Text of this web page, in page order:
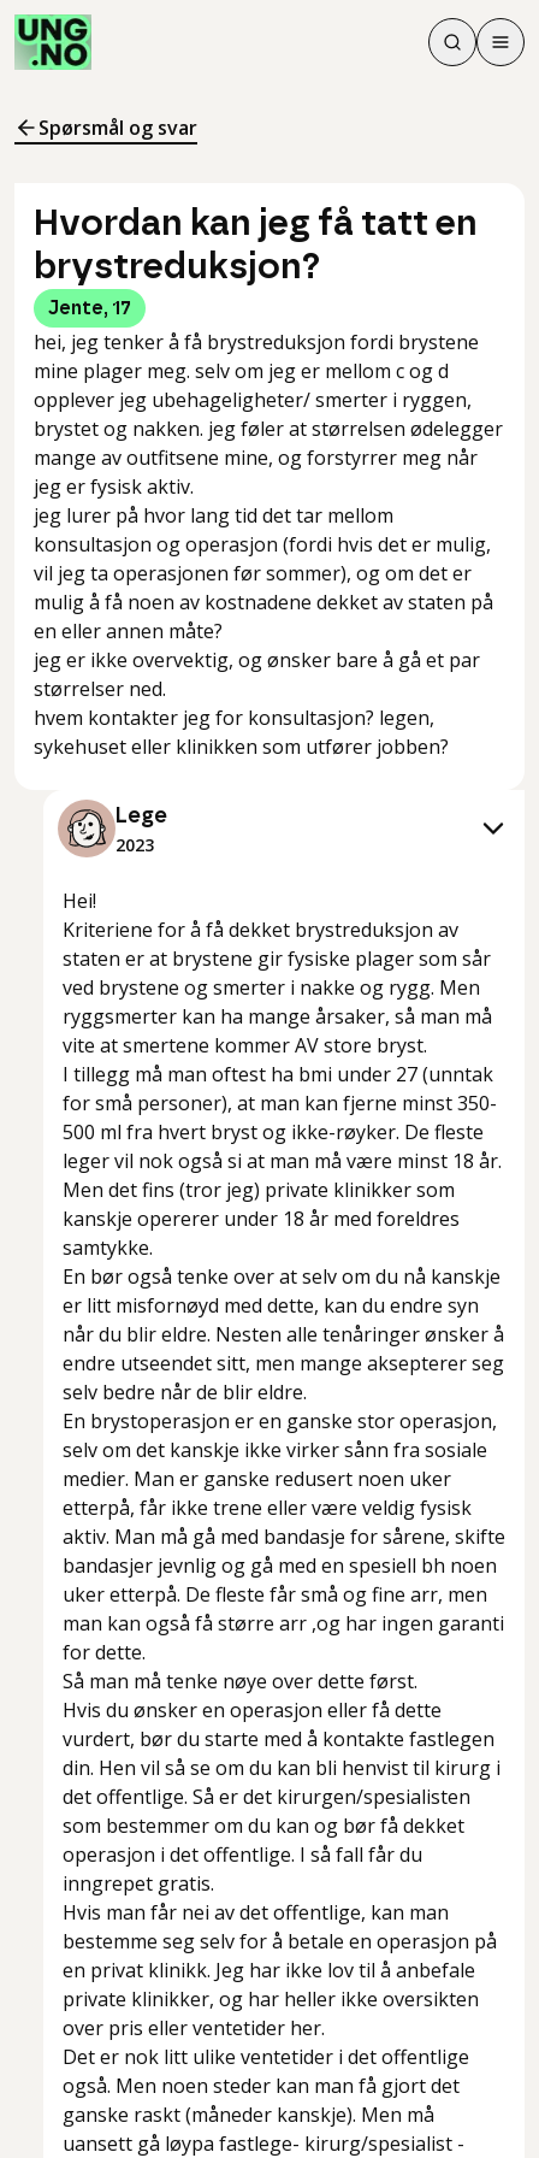
Søk
Søk
Meny
Spørsmål og svar
Hvordan kan jeg få tatt en
brystreduksjon?
Jente, 17
hei, jeg tenker å få brystreduksjon fordi brystene
mine plager meg. selv om jeg er mellom c og d
opplever jeg ubehageligheter/ smerter i ryggen,
brystet og nakken. jeg føler at størrelsen ødelegger
mange av outfitsene mine, og forstyrrer meg når
jeg er fysisk aktiv.
jeg lurer på hvor lang tid det tar mellom
konsultasjon og operasjon (fordi hvis det er mulig,
vil jeg ta operasjonen før sommer), og om det er
mulig å få noen av kostnadene dekket av staten på
en eller annen måte?
jeg er ikke overvektig, og ønsker bare å gå et par
størrelser ned.
hvem kontakter jeg for konsultasjon? legen,
sykehuset eller klinikken som utfører jobben?
Lege
2023
Hei!
Kriteriene for å få dekket brystreduksjon av
staten er at brystene gir fysiske plager som sår
ved brystene og smerter i nakke og rygg. Men
ryggsmerter kan ha mange årsaker, så man må
vite at smertene kommer AV store bryst.
I tillegg må man oftest ha bmi under 27 (unntak
for små personer), at man kan fjerne minst 350-
500 ml fra hvert bryst og ikke-røyker. De fleste
leger vil nok også si at man må være minst 18 år.
Men det fins (tror jeg) private klinikker som
kanskje opererer under 18 år med foreldres
samtykke.
En bør også tenke over at selv om du nå kanskje
er litt misfornøyd med dette, kan du endre syn
når du blir eldre. Nesten alle tenåringer ønsker å
endre utseendet sitt, men mange aksepterer seg
selv bedre når de blir eldre.
En brystoperasjon er en ganske stor operasjon,
selv om det kanskje ikke virker sånn fra sosiale
medier. Man er ganske redusert noen uker
etterpå, får ikke trene eller være veldig fysisk
aktiv. Man må gå med bandasje for sårene, skifte
bandasjer jevnlig og gå med en spesiell bh noen
uker etterpå. De fleste får små og fine arr, men
man kan også få større arr ,og har ingen garanti
for dette.
Så man må tenke nøye over dette først.
Hvis du ønsker en operasjon eller få dette
vurdert, bør du starte med å kontakte fastlegen
din. Hen vil så se om du kan bli henvist til kirurg i
det offentlige. Så er det kirurgen/spesialisten
som bestemmer om du kan og bør få dekket
operasjon i det offentlige. I så fall får du
inngrepet gratis.
Hvis man får nei av det offentlige, kan man
bestemme seg selv for å betale en operasjon på
en privat klinikk. Jeg har ikke lov til å anbefale
private klinikker, og har heller ikke oversikten
over pris eller ventetider her.
Det er nok litt ulike ventetider i det offentlige
også. Men noen steder kan man få gjort det
ganske raskt (måneder kanskje). Men må
uansett gå løypa fastlege- kirurg/spesialist -